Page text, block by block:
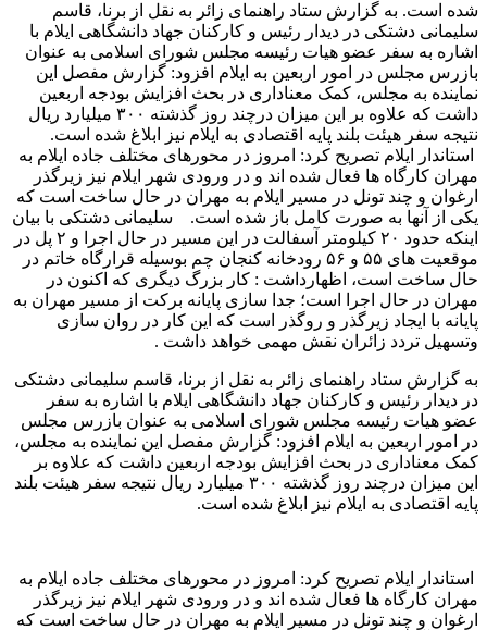
شده است. به گزارش ستاد راهنمای زائر به نقل از برنا، قاسم
سلیمانی دشتکی در دیدار رئیس و کارکنان جهاد دانشگاهی ایلام با
اشاره به سفر عضو هیات رئیسه مجلس شورای اسلامی به عنوان
بازرس مجلس در امور اربعین به ایلام افزود: گزارش مفصل این
نماینده به مجلس، کمک معناداری در بحث افزایش بودجه اربعین
داشت که علاوه بر این میزان درچند روز گذشته ۳۰۰ میلیارد ریال
نتیجه سفر هیئت بلند پایه اقتصادی به ایلام نیز ابلاغ شده است.
استاندار ایلام تصریح کرد: امروز در محورهای مختلف جاده ایلام به
مهران کارگاه ها فعال شده اند و در ورودی شهر ایلام نیز زیرگذر
ارغوان و چند تونل در مسیر ایلام به مهران در حال ساخت است که
یکی از آنها به صورت کامل باز شده است. سلیمانی دشتکی با بیان
اینکه حدود ۲۰ کیلومتر آسفالت در این مسیر در حال اجرا و ۲ پل در
موقعیت های ۵۵ و ۵۶ رودخانه کنجان چم بوسیله قرارگاه خاتم در
حال ساخت است، اظهارداشت : کار بزرگ دیگری که اکنون در
مهران در حال اجرا است؛ جدا سازی پایانه برکت از مسیر مهران به
پایانه با ایجاد زیرگذر و روگذر است که این کار در روان سازی
وتسهیل تردد زائران نقش مهمی خواهد داشت .
به گزارش ستاد راهنمای زائر به نقل از برنا، قاسم سلیمانی دشتکی
در دیدار رئیس و کارکنان جهاد دانشگاهی ایلام با اشاره به سفر
عضو هیات رئیسه مجلس شورای اسلامی به عنوان بازرس مجلس
در امور اربعین به ایلام افزود: گزارش مفصل این نماینده به مجلس،
کمک معناداری در بحث افزایش بودجه اربعین داشت که علاوه بر
این میزان درچند روز گذشته ۳۰۰ میلیارد ریال نتیجه سفر هیئت بلند
پایه اقتصادی به ایلام نیز ابلاغ شده است.
استاندار ایلام تصریح کرد: امروز در محورهای مختلف جاده ایلام به
مهران کارگاه ها فعال شده اند و در ورودی شهر ایلام نیز زیرگذر
ارغوان و چند تونل در مسیر ایلام به مهران در حال ساخت است که